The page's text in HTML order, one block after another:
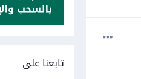
تابعنا على